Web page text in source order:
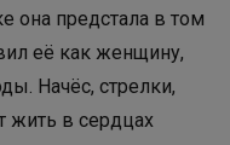
она предстала в том
её как женщину,
Начёс, стрелки,
жить в сердцах